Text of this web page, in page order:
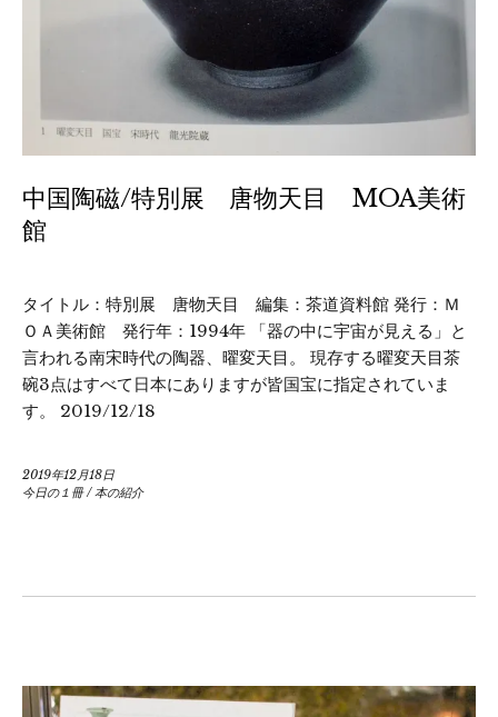
中国陶磁/特別展 唐物天目 MOA美術
館
タイトル：特別展 唐物天目 編集：茶道資料館 発行：Ｍ
ＯＡ美術館 発行年：1994年 「器の中に宇宙が見える」と
言われる南宋時代の陶器、曜変天目。 現存する曜変天目茶
碗3点はすべて日本にありますが皆国宝に指定されていま
す。 2019/12/18
2019年12月18日
今日の１冊/本の紹介